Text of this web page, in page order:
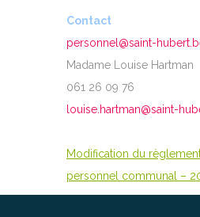
Contact
personnel@saint-
Madame Louise Hartman
061 26 09 76
louise.hartman@saint-
Modification du
personnel communal –